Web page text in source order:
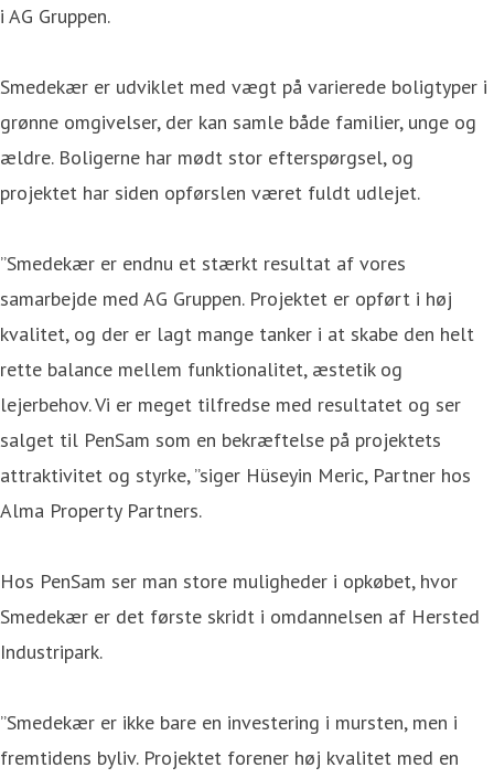
i AG Gruppen.
Smedekær er udviklet med vægt på varierede boligtyper i
grønne omgivelser, der kan samle både familier, unge og
ældre. Boligerne har mødt stor efterspørgsel, og
projektet har siden opførslen været fuldt udlejet.
”Smedekær er endnu et stærkt resultat af vores
samarbejde med AG Gruppen. Projektet er opført i høj
kvalitet, og der er lagt mange tanker i at skabe den helt
rette balance mellem funktionalitet, æstetik og
lejerbehov. Vi er meget tilfredse med resultatet og ser
salget til PenSam som en bekræftelse på projektets
attraktivitet og styrke, ”siger Hüseyin Meric, Partner hos
Alma Property Partners.
Hos PenSam ser man store muligheder i opkøbet, hvor
Smedekær er det første skridt i omdannelsen af Hersted
Industripark.
”Smedekær er ikke bare en investering i mursten, men i
fremtidens byliv. Projektet forener høj kvalitet med en